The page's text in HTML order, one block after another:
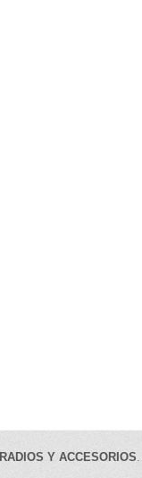
RADIOS Y ACCESORIOS